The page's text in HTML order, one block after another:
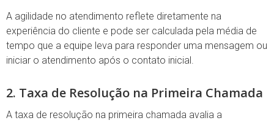
A agilidade no atendimento reflete diretamente na
experiência do cliente e pode ser calculada pela média de
tempo que a equipe leva para responder uma mensagem ou
iniciar o atendimento após o contato inicial.
2. Taxa de Resolução na Primeira Chamada
A taxa de resolução na primeira chamada avalia a